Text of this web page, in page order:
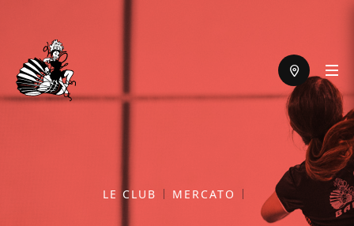
LE CLUB MERCATO